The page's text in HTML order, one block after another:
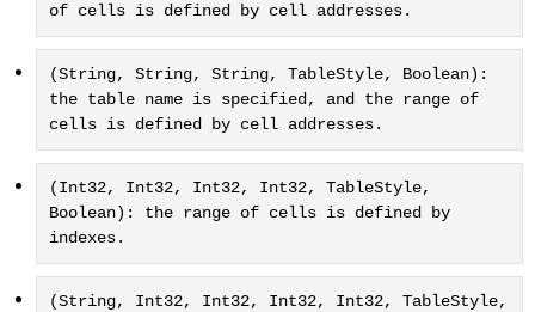
of cells is defined by cell addresses.
(String, String, String, TableStyle, Boolean):
the table name is specified, and the range of
cells is defined by cell addresses.
(Int32, Int32, Int32, Int32, TableStyle,
Boolean): the range of cells is defined by
indexes.
(String, Int32, Int32, Int32, Int32, TableStyle,